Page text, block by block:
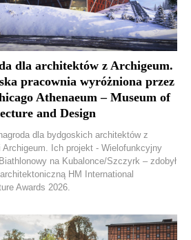
dla architektów z Archigeum.
pracownia wyróżniona przez
Athenaeum – Museum of
and Design
dla bydgoskich architektów z
Archigeum. Ich projekt - Wielofunkcyjny
na Kubalonce/Szczyrk – zdobył
HM International
Awards 2026.